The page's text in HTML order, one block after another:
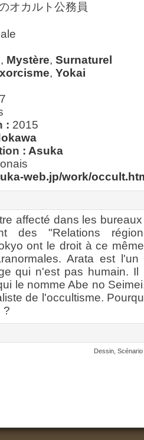
オカルト公務員
, Mystère, Surnaturel
, Yokai
: 2015
: Asuka
web.jp/work/
affecté dans les
des "Relations
ont le droit à ce
Arata est
qui n'est pas humain.
le nomme Abe no
de l'occultisme.
?
Dessin, Scénario